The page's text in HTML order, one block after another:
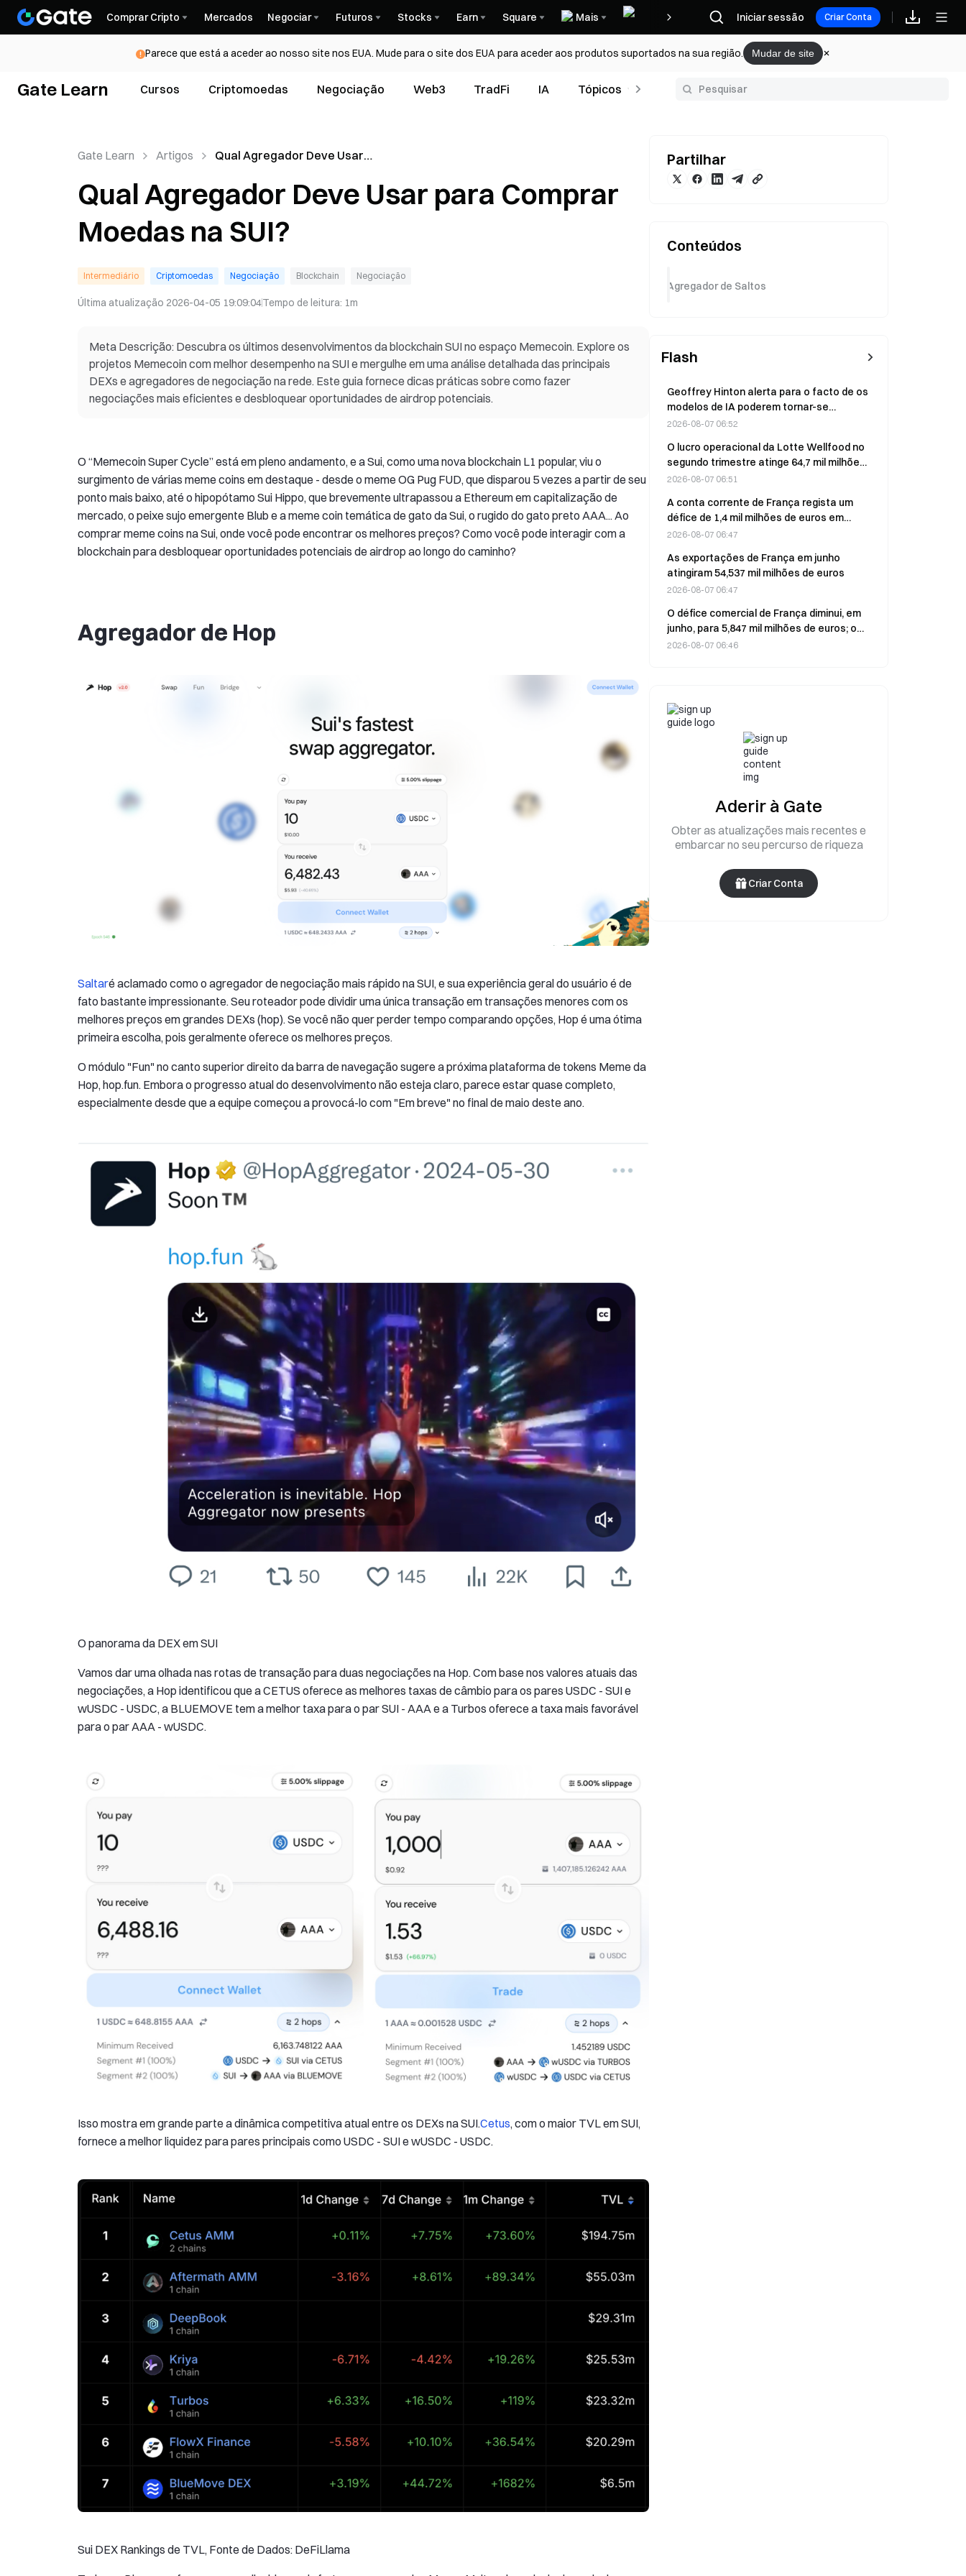
Comprar Cripto Mercados Negociar Futuros Stocks Earn Square Mais Recompensas
Iniciar sessão Criar Conta
Parece que está a aceder ao nosso site nos EUA. Mude para o site dos EUA para aceder aos produtos suportados na sua região. Mudar de site
Gate Learn Cursos Criptomoedas Negociação Web3 TradFi IA Tópicos Glossário
Gate Learn Artigos
Qual Agregador Deve Usar
SUI?
Qual Agregador Deve Usar para Comprar
Moedas na SUI?
Intermediário Criptomoedas Negociação Blockchain Negociação
Última atualização 2026-04-05 19:09:04Tempo de leitura: 1m
Meta Descrição: Descubra os últimos desenvolvimentos da blockchain SUI no espaço Memecoin. Explore os
projetos Memecoin com melhor desempenho na SUI e mergulhe em uma análise detalhada das principais
DEXs e agregadores de negociação na rede. Este guia fornece dicas práticas sobre como fazer
negociações mais eficientes e desbloquear oportunidades de airdrop potenciais.
O “Memecoin Super Cycle” está em pleno andamento, e a Sui, como uma nova blockchain L1 popular, viu o
surgimento de várias meme coins em destaque - desde o meme OG Pug FUD, que disparou 5 vezes a partir de seu
ponto mais baixo, até o hipopótamo Sui Hippo, que brevemente ultrapassou a Ethereum em capitalização de
mercado, o peixe sujo emergente Blub e a meme coin temática de gato da Sui, o rugido do gato preto AAA... Ao
comprar meme coins na Sui, onde você pode encontrar os melhores preços? Como você pode interagir com a
blockchain para desbloquear oportunidades potenciais de airdrop ao longo do caminho?
Agregador de Hop
Saltaré aclamado como o agregador de negociação mais rápido na SUI, e sua experiência geral do usuário é de
fato bastante impressionante. Seu roteador pode dividir uma única transação em transações menores com os
melhores preços em grandes DEXs (hop). Se você não quer perder tempo comparando opções, Hop é uma ótima
primeira escolha, pois geralmente oferece os melhores preços.
O módulo "Fun" no canto superior direito da barra de navegação sugere a próxima plataforma de tokens Meme da
Hop, hop.fun. Embora o progresso atual do desenvolvimento não esteja claro, parece estar quase completo,
especialmente desde que a equipe começou a provocá-lo com "Em breve" no final de maio deste ano.
O panorama da DEX em SUI
Vamos dar uma olhada nas rotas de transação para duas negociações na Hop. Com base nos valores atuais das
negociações, a Hop identificou que a CETUS oferece as melhores taxas de câmbio para os pares USDC - SUI e
wUSDC - USDC, a BLUEMOVE tem a melhor taxa para o par SUI - AAA e a Turbos oferece a taxa mais favorável
para o par AAA - wUSDC.
Isso mostra em grande parte a dinâmica competitiva atual entre os DEXs na SUI.Cetus, com o maior TVL em SUI,
fornece a melhor liquidez para pares principais como USDC - SUI e wUSDC - USDC.
Sui DEX Rankings de TVL, Fonte de Dados: DeFiLlama
Partilhar
Conteúdos
Agregador de Saltos
Flash
Geoffrey Hinton alerta para o facto de os
modelos de IA poderem tornar-se
incontroláveis; incidentes recentes na
2026-08-07 06:52
O lucro operacional da Lotte Wellfood no
segundo trimestre atinge 64,7 mil milhões
de KRW, sobe 89% face ao ano anterior e
2026-08-07 06:51
A conta corrente de França regista um
défice de 1,4 mil milhões de euros em
junho; défice do mês anterior revisto em
2026-08-07 06:47
As exportações de França em junho
atingiram 54,537 mil milhões de euros
2026-08-07 06:47
O défice comercial de França diminui, em
junho, para 5,847 mil milhões de euros; o
valor do mês anterior é revisto para 7,729
2026-08-07 06:46
Aderir à Gate
Obter as atualizações mais recentes e
embarcar no seu percurso de riqueza
Criar Conta